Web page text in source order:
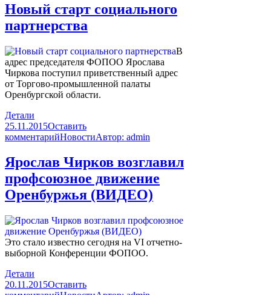
Новый старт социального
партнерства
В
адрес председателя ФОПОО Ярослава
Чиркова поступил приветственный адрес
от Торгово-промышленной палаты
Оренбургской области.
Детали
25.11.2015Оставить
комментарийНовостиАвтор: admin
Ярослав Чирков возглавил
профсоюзное движение
Оренбуржья (ВИДЕО)
Это стало известно сегодня на VI отчетно-
выборной Конференции ФОПОО.
Детали
20.11.2015Оставить